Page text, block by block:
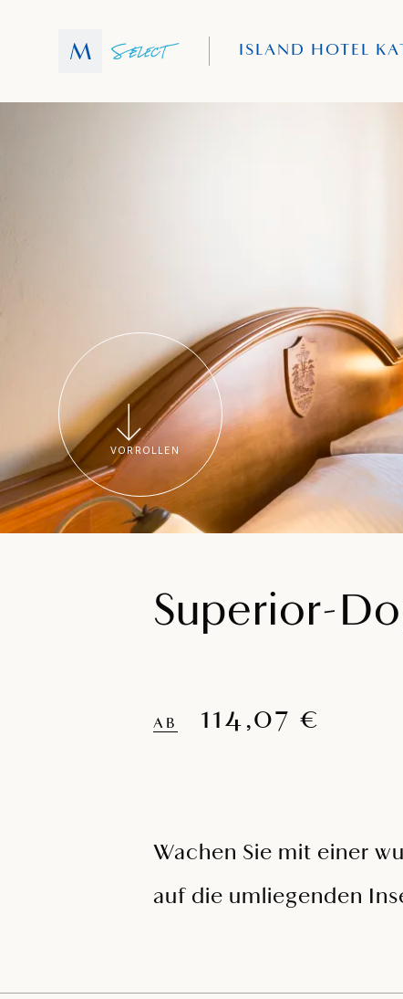
ISLAND HOTEL
VORROLLEN
Superior-
AB 114,07 €
Wachen Sie mit einer
auf die umliegenden